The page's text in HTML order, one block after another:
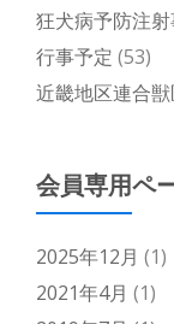
狂犬病予防注
行事予定 (53)
近畿地区連合
会員専用ペ
2025年12月 (1)
2021年4月 (1)